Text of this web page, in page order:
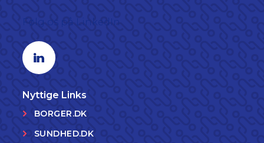
Linkedin profil
Nyttige Links
BORGER.DK
SUNDHED.DK